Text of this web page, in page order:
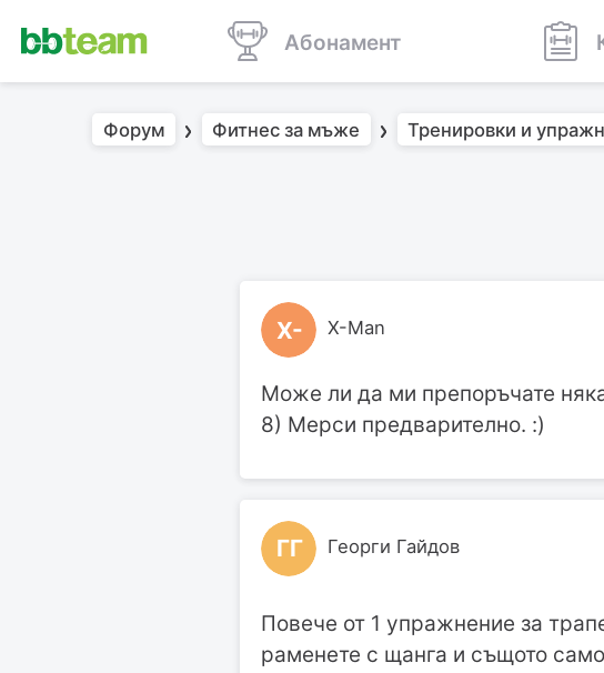
Абонамент
Форум Фитнес за мъже Тренировки и
X- X-Man
Може ли да ми препоръчате
8) Мерси предварително. :)
ГГ Георги Гайдов
Повече от 1 упражнение за
раменете с щанга и същото